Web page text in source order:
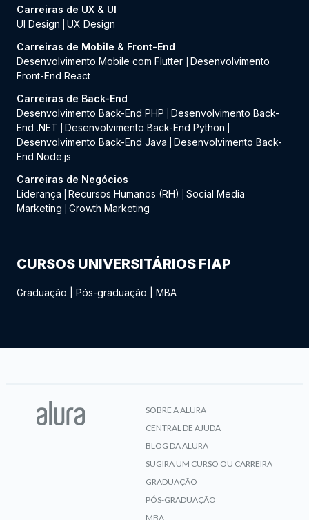
Carreiras de UX & UI
UI Design
UX Design
Carreiras de Mobile & Front-End
Desenvolvimento Mobile com Flutter
Desenvolvimento
Front-End React
Carreiras de Back-End
Desenvolvimento Back-End PHP
Desenvolvimento Back-
End .NET
Desenvolvimento Back-End Python
Desenvolvimento Back-End Java
Desenvolvimento Back-
End Node.js
Carreiras de Negócios
Liderança
Recursos Humanos (RH)
Social Media
Marketing
Growth Marketing
CURSOS UNIVERSITÁRIOS FIAP
Graduação Pós-graduação MBA
SOBRE A ALURA
CENTRAL DE AJUDA
BLOG DA ALURA
SUGIRA UM CURSO OU CARREIRA
GRADUAÇÃO
PÓS-GRADUAÇÃO
MBA